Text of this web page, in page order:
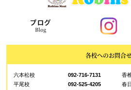
各校へのお問合
六本松校 092-716-7131 香
平尾校
092-525-4205 春